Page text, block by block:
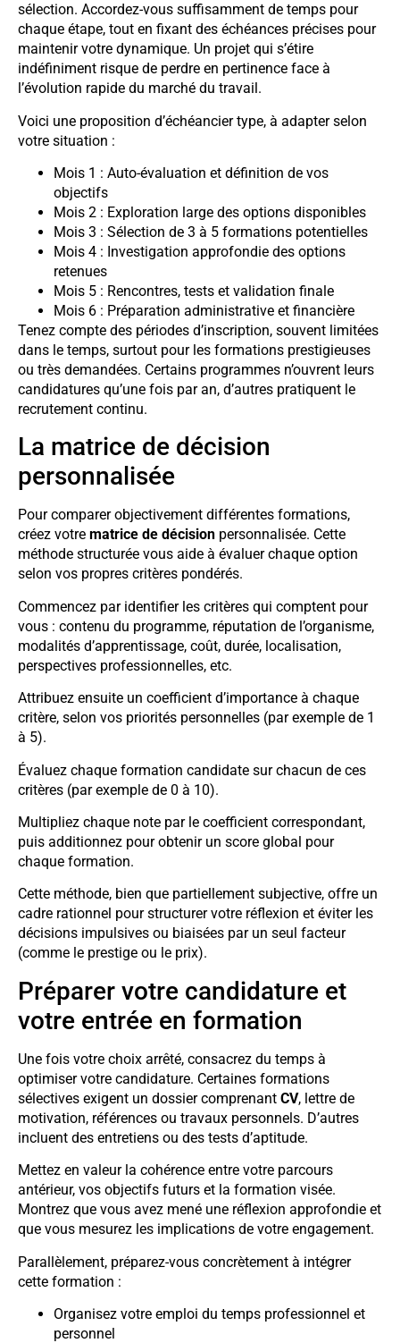
sélection. Accordez-vous suffisamment de temps pour
chaque étape, tout en fixant des échéances précises pour
maintenir votre dynamique. Un projet qui s’étire
indéfiniment risque de perdre en pertinence face à
l’évolution rapide du marché du travail.
Voici une proposition d’échéancier type, à adapter selon
votre situation :
Mois 1 : Auto-évaluation et définition de vos
objectifs
Mois 2 : Exploration large des options disponibles
Mois 3 : Sélection de 3 à 5 formations potentielles
Mois 4 : Investigation approfondie des options
retenues
Mois 5 : Rencontres, tests et validation finale
Mois 6 : Préparation administrative et financière
Tenez compte des périodes d’inscription, souvent limitées
dans le temps, surtout pour les formations prestigieuses
ou très demandées. Certains programmes n’ouvrent leurs
candidatures qu’une fois par an, d’autres pratiquent le
recrutement continu.
La matrice de décision
personnalisée
Pour comparer objectivement différentes formations,
créez votre matrice de décision personnalisée. Cette
méthode structurée vous aide à évaluer chaque option
selon vos propres critères pondérés.
Commencez par identifier les critères qui comptent pour
vous : contenu du programme, réputation de l’organisme,
modalités d’apprentissage, coût, durée, localisation,
perspectives professionnelles, etc.
Attribuez ensuite un coefficient d’importance à chaque
critère, selon vos priorités personnelles (par exemple de 1
à 5).
Évaluez chaque formation candidate sur chacun de ces
critères (par exemple de 0 à 10).
Multipliez chaque note par le coefficient correspondant,
puis additionnez pour obtenir un score global pour
chaque formation.
Cette méthode, bien que partiellement subjective, offre un
cadre rationnel pour structurer votre réflexion et éviter les
décisions impulsives ou biaisées par un seul facteur
(comme le prestige ou le prix).
Préparer votre candidature et
votre entrée en formation
Une fois votre choix arrêté, consacrez du temps à
optimiser votre candidature. Certaines formations
sélectives exigent un dossier comprenant CV, lettre de
motivation, références ou travaux personnels. D’autres
incluent des entretiens ou des tests d’aptitude.
Mettez en valeur la cohérence entre votre parcours
antérieur, vos objectifs futurs et la formation visée.
Montrez que vous avez mené une réflexion approfondie et
que vous mesurez les implications de votre engagement.
Parallèlement, préparez-vous concrètement à intégrer
cette formation :
Organisez votre emploi du temps professionnel et
personnel